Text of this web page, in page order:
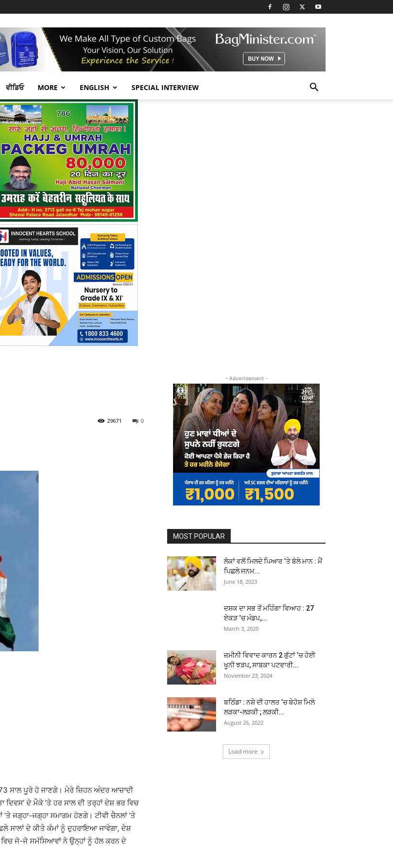
ਵੀਡਿਓ MORE ENGLISH SPECIAL INTERVIEW
0
29671
ਸਾਲ ਪੂਰੇ ਹੋ ਜਾਣਗੇ। ਮੇਰੇ ਜ਼ਿਹਨ ਅੰਦਰ ਆਜ਼ਾਦੀ
ਦੇ ਮੌਕੇ ’ਤੇ ਹਰ ਸਾਲ ਦੀ ਤਰ੍ਹਾਂ ਦੇਸ਼ ਭਰ ਵਿਚ
ਜਗ੍ਹਾ-ਜਗ੍ਹਾ ਸਮਾਗਮ ਹੋਣਗੇ। ਟੀਵੀ ਚੈਨਲਾਂ ’ਤੇ
ਸਾਲਾਂ ਦੇ ਕੀਤੇ ਕੰਮਾਂ ਨੂੰ ਦੁਹਰਾਇਆ ਜਾਵੇਗਾ, ਦੇਸ਼
ਵਿਚ ਜੋ-ਜੋ ਸਮੱਸਿਆਵਾਂ ਨੇ ਉਨ੍ਹਾਂ ਨੂੰ ਹੱਲ ਕਰਨ ਦੇ
- Advertisement -
MOST POPULAR
ਲੋਕਾਂ ਵਲੋਂ ਮਿਲਦੇ ਪਿਆਰ ‘ਤੇ ਬੋਲੇ ਮਾਨ : ਮੈਂ
ਪਿਛਲੇ ਜਨਮ...
June 18, 2023
ਦਸ਼ਕ ਦਾ ਸਭ ਤੋਂ ਮਹਿੰਗਾ ਵਿਆਹ : 27
ਏਕੜ ‘ਚ ਮੰਡਪ,...
March 3, 2020
ਜ਼ਮੀਨੀ ਵਿਵਾਦ ਕਾਰਨ 2 ਗੁੱਟਾਂ ‘ਚ ਹੋਈ
ਖੂਨੀ ਝੜਪ, ਸਾਬਕਾ ਪਟਵਾਰੀ...
November 23, 2024
ਬਠਿੰਡਾ : ਨਸ਼ੇ ਦੀ ਹਾਲਤ ‘ਚ ਬੇਹੋਸ਼ ਮਿਲੇ
ਲੜਕਾ-ਲੜਕੀ ; ਲੜਕੀ...
August 26, 2022
Load more